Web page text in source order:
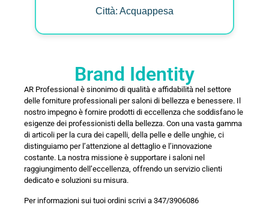
Città: Acquappesa
Brand Identity
AR Professional è sinonimo di qualità e affidabilità nel settore
delle forniture professionali per saloni di bellezza e benessere. Il
nostro impegno è fornire prodotti di eccellenza che soddisfano le
esigenze dei professionisti della bellezza. Con una vasta gamma
di articoli per la cura dei capelli, della pelle e delle unghie, ci
distinguiamo per l’attenzione al dettaglio e l’innovazione
costante. La nostra missione è supportare i saloni nel
raggiungimento dell’eccellenza, offrendo un servizio clienti
dedicato e soluzioni su misura.
Per informazioni sui tuoi ordini scrivi a 347/3906086